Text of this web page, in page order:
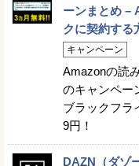
ーンまとめ –
クに契約する
キャンペーン
Amazonの読
のキャンペー
ブラックフラ
9円！
DAZN（ダゾ